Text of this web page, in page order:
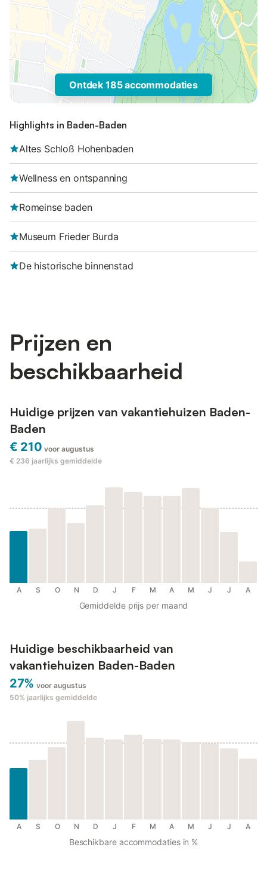
Ontdek 185 accommodaties
Highlights in Baden-Baden
Altes Schloß Hohenbaden
Wellness en ontspanning
Romeinse baden
Museum Frieder Burda
De historische binnenstad
Prijzen en
beschikbaarheid
Huidige prijzen van vakantiehuizen Baden-
Baden
€ 210 voor augustus
€ 236 jaarlijks gemiddelde
A S O N D J F M A M J J A
Gemiddelde prijs per maand
Huidige beschikbaarheid van
vakantiehuizen Baden-Baden
27% voor augustus
50% jaarlijks gemiddelde
A S O N D J F M A M J J A
Beschikbare accommodaties in %